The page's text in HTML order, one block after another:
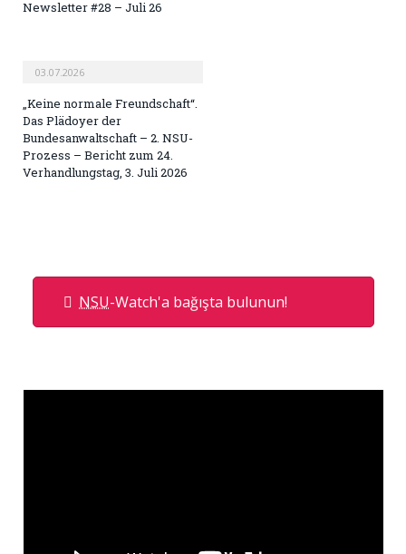
Newsletter #28 – Juli 26
03.07.2026
„Keine normale Freundschaft“.
Das Plädoyer der
Bundesanwaltschaft – 2. NSU-
Prozess – Bericht zum 24.
Verhandlungstag, 3. Juli 2026
NSU-Watch'a bağışta bulunun!